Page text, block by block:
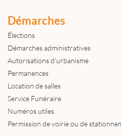
Démarches
Élections
Démarches administratives
Autorisations d'urbanisme
Permanences
Location de salles
Service Funéraire
Numéros utiles
Permission de voirie ou de